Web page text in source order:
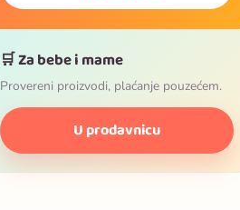
🛒 Za bebe i mame
Provereni proizvodi, plaćanje pouzećem.
U prodavnicu